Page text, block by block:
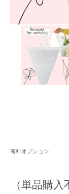
有料オプション
（単品購